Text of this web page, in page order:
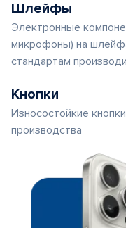
Шлейфы
Электронные
микрофоны) на
стандартам
Кнопки
Износостойкие
производства